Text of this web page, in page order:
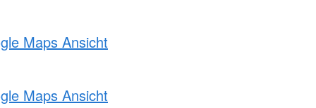
Maps Ansicht
Maps Ansicht